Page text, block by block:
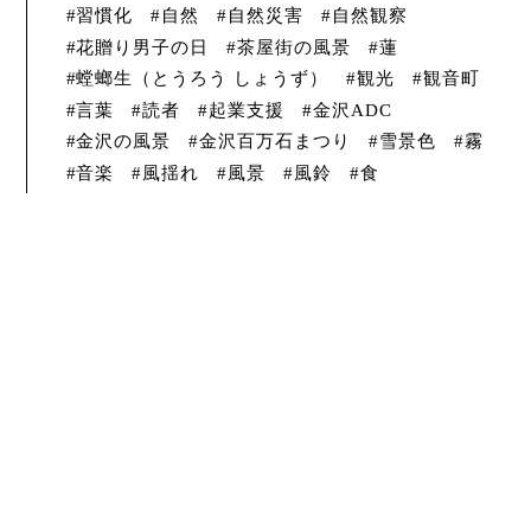
習慣化
自然 自然災害
自然観察
花贈り男子の日
茶屋街の風景
蓮
螳螂生（とうろう しょうず）
観光
観音町
言葉
読者 起業支援
金沢ADC
金沢の風景
金沢百万石まつり 雪景色
霧
音楽
風揺れ 風景 風鈴 食